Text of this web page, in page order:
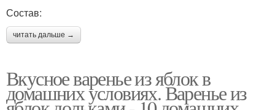
Состав:
читать дальше →
Вкусное варенье из яблок в
домашних условиях. Варенье из